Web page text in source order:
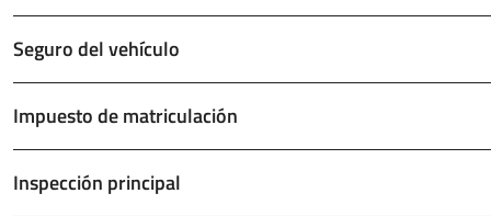
Seguro del vehículo
Impuesto de matriculación
Inspección principal